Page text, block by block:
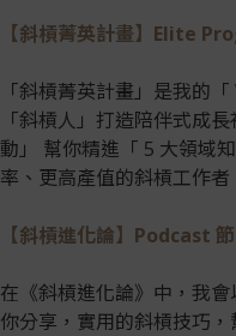
【斜槓菁英計畫】Elite
「斜槓菁英計畫」是我的
「斜槓人」打造陪伴式成
動」 幫你精進「 5 大領域
率、更高產值的斜槓工作者
【斜槓進化論】Podcast
在《斜槓進化論》中，我
你分享，實用的斜槓技巧